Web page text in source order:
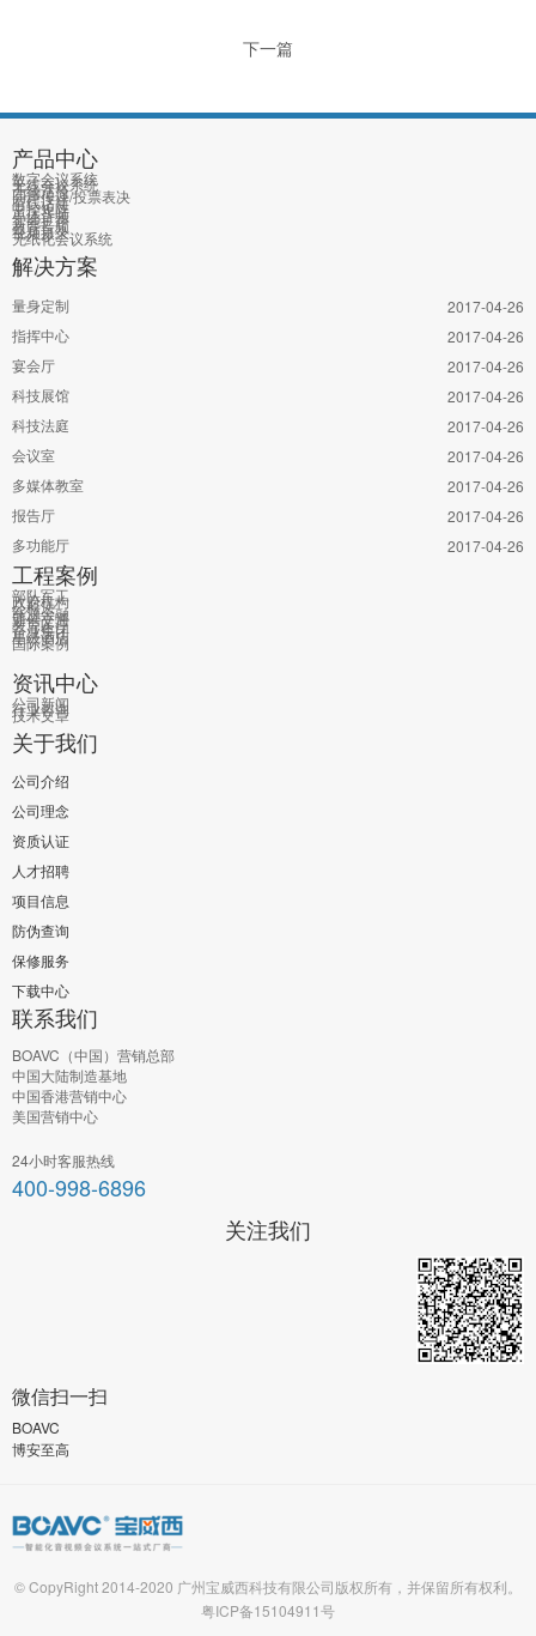
下一篇
产品中心
数字会议系统
无线会议系统
无线话筒
同声传译/投票表决
有线话筒
中控矩阵
单体音频
智能扩声
教育音频
视频摄录
无纸化会议系统
解决方案
量身定制
2017-04-26
指挥中心
2017-04-26
宴会厅
2017-04-26
科技展馆
2017-04-26
科技法庭
2017-04-26
会议室
2017-04-26
多媒体教室
2017-04-26
报告厅
2017-04-26
多功能厅
2017-04-26
工程案例
部队军工
政府机构
公检法
能源金融
通信交通
教育医疗
企业集团
星级酒店
国际案例
资讯中心
公司新闻
行业咨询
技术文章
关于我们
公司介绍
公司理念
资质认证
人才招聘
项目信息
防伪查询
保修服务
下载中心
联系我们
BOAVC（中国）营销总部
中国大陆制造基地
中国香港营销中心
美国营销中心
24小时客服热线
400-998-6896
关注我们
微信扫一扫
BOAVC
博安至高
© CopyRight 2014-2020 广州宝威西科技有限公司版权所有，并保留所有权利。
粤ICP备15104911号